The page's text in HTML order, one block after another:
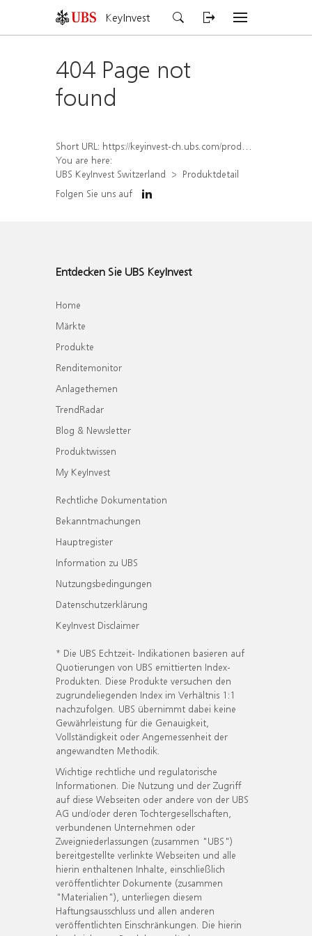
KeyInvest
404 Page not
found
Short URL: https://keyinvest-ch.ubs.com/produkt/detail/index/isin/CH1564684202
You are here:
UBS KeyInvest Switzerland
Produktdetail
Folgen Sie uns auf
Entdecken Sie UBS KeyInvest
Home
Märkte
Produkte
Renditemonitor
Anlagethemen
TrendRadar
Blog & Newsletter
Produktwissen
My KeyInvest
Rechtliche Dokumentation
Bekanntmachungen
Hauptregister
Information zu UBS
Nutzungsbedingungen
Datenschutzerklärung
KeyInvest Disclaimer
* Die UBS Echtzeit- Indikationen basieren auf
Quotierungen von UBS emittierten Index-
Produkten. Diese Produkte versuchen den
zugrundeliegenden Index im Verhältnis 1:1
nachzufolgen. UBS übernimmt dabei keine
Gewährleistung für die Genauigkeit,
Vollständigkeit oder Angemessenheit der
angewandten Methodik.
Wichtige rechtliche und regulatorische
Informationen. Die Nutzung und der Zugriff
auf diese Webseiten oder andere von der UBS
AG und/oder deren Tochtergesellschaften,
verbundenen Unternehmen oder
Zweigniederlassungen (zusammen "UBS")
bereitgestellte verlinkte Webseiten und alle
hierin enthaltenen Inhalte, einschließlich
veröffentlichter Dokumente (zusammen
"Materialien"), unterliegen diesem
Haftungsausschluss und allen anderen
veröffentlichten Einschränkungen. Die hierin